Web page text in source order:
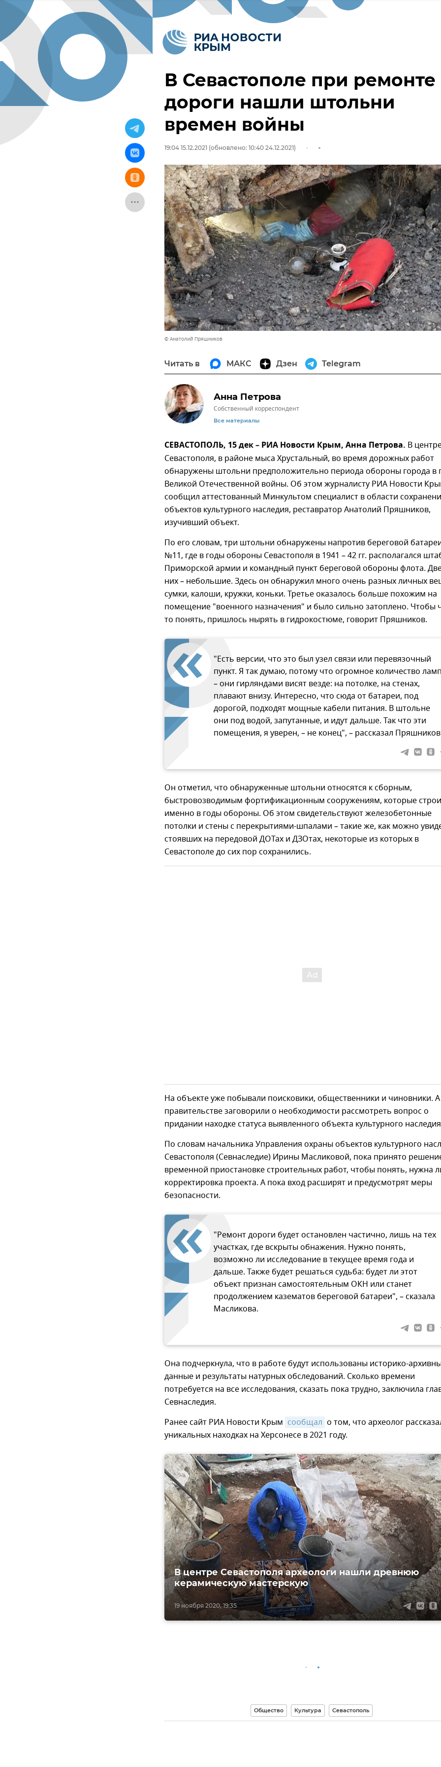
В Севастополе при ремонте
дороги нашли штольни
времен войны
19:04 15.12.2021 (обновлено: 10:40 24.12.2021)
© Анатолий Пряшников
Читать в МАКС Дзен Telegram
Анна Петрова
Собственный корреспондент
Все материалы
СЕВАСТОПОЛЬ, 15 дек – РИА Новости Крым, Анна Петрова. В
Севастополя, в районе мыса Хрустальный, во время дорожных работ
обнаружены штольни предположительно периода обороны города в
Великой Отечественной войны. Об этом журналисту РИА Новости
сообщил аттестованный Минкультом специалист в области
объектов культурного наследия, реставратор Анатолий Пряшников,
изучивший объект.
По его словам, три штольни обнаружены напротив береговой
№11, где в годы обороны Севастополя в 1941 – 42 гг. располагался
Приморской армии и командный пункт береговой обороны флота.
них – небольшие. Здесь он обнаружил много очень разных личных
сумки, калоши, кружки, коньки. Третье оказалось больше похожим на
помещение "военного назначения" и было сильно затоплено. Чтобы
то понять, пришлось нырять в гидрокостюме, говорит Пряшников.
"Есть версии, что это был узел связи или перевязочный
пункт. Я так думаю, потому что огромное количество
– они гирляндами висят везде: на потолке, на стенах,
плавают внизу. Интересно, что сюда от батареи, под
дорогой, подходят мощные кабели питания. В штольне
они под водой, запутанные, и идут дальше. Так что эти
помещения, я уверен, – не конец", – рассказал
Он отметил, что обнаруженные штольни относятся к сборным,
быстровозводимым фортификационным сооружениям, которые
именно в годы обороны. Об этом свидетельствуют железобетонные
потолки и стены с перекрытиями-шпалами – такие же, как можно
стоявших на передовой ДОТах и ДЗОтах, некоторые из которых в
Севастополе до сих пор сохранились.
На объекте уже побывали поисковики, общественники и чиновники.
правительстве заговорили о необходимости рассмотреть вопрос о
придании находке статуса выявленного объекта культурного
По словам начальника Управления охраны объектов культурного
Севастополя (Севнаследие) Ирины Масликовой, пока принято
временной приостановке строительных работ, чтобы понять, нужна
корректировка проекта. А пока вход расширят и предусмотрят меры
безопасности.
"Ремонт дороги будет остановлен частично, лишь на тех
участках, где вскрыты обнажения. Нужно понять,
возможно ли исследование в текущее время года и
дальше. Также будет решаться судьба: будет ли этот
объект признан самостоятельным ОКН или станет
продолжением казематов береговой батареи", – сказала
Масликова.
Она подчеркнула, что в работе будут использованы историко-
данные и результаты натурных обследований. Сколько времени
потребуется на все исследования, сказать пока трудно, заключила
Севнаследия.
Ранее сайт РИА Новости Крым сообщал о том, что археолог
уникальных находках на Херсонесе в 2021 году.
19 ноября 2020, 19:35
В центре Севастополя археологи нашли древнюю
керамическую мастерскую
Общество Культура Севастополь